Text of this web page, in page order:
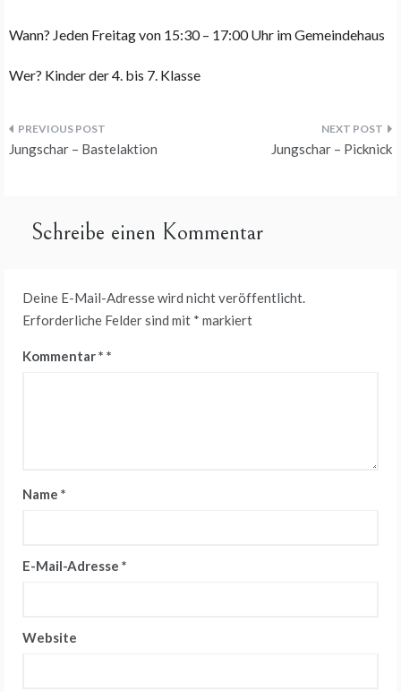
Wann? Jeden Freitag von 15:30 – 17:00 Uhr im Gemeindehaus
Wer? Kinder der 4. bis 7. Klasse
Beitragsnavigation
Jungschar – Bastelaktion Jungschar – Picknick
Schreibe einen Kommentar
Deine E-Mail-Adresse wird nicht veröffentlicht.
Erforderliche Felder sind mit * markiert
Kommentar*
Name *
E-Mail-Adresse *
Website